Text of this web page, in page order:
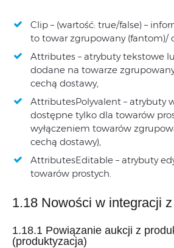
Clip – (wartość: true/false) –
to towar zgrupowany (fantom)/
Attributes – atrybuty tekstowe
dodane na towarze
cechą dostawy,
AttributesPolyvalent – atrybuty
dostępne tylko dla towarów
wyłączeniem towarów
cechą dostawy),
AttributesEditable – atrybuty
towarów prostych.
1.18 Nowości w integracji
1.18.1 Powiązanie aukcji z
(produktyzacja)